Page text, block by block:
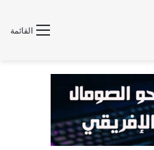
القائمة